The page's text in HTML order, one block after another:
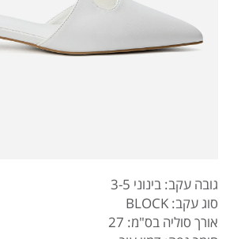
גובה עקב: בינוני 3-5
סוג עקב: BLOCK
אורך סוליה בס"מ: 27